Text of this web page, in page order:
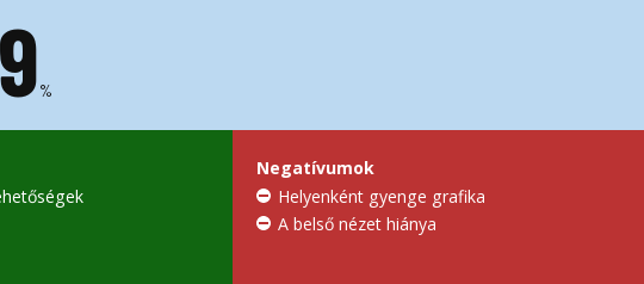
%
Negatívumok
Helyenként gyenge grafika
A belső nézet hiánya